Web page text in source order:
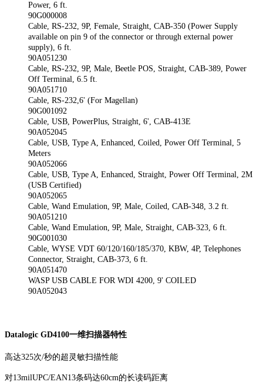
Power, 6 ft.
90G000008
Cable, RS-232, 9P, Female, Straight, CAB-350 (Power Supply
available on pin 9 of the connector or through external power
supply), 6 ft.
90A051230
Cable, RS-232, 9P, Male, Beetle POS, Straight, CAB-389, Power
Off Terminal, 6.5 ft.
90A051710
Cable, RS-232,6' (For Magellan)
90G001092
Cable, USB, PowerPlus, Straight, 6', CAB-413E
90A052045
Cable, USB, Type A, Enhanced, Coiled, Power Off Terminal, 5
Meters
90A052066
Cable, USB, Type A, Enhanced, Straight, Power Off Terminal, 2M
(USB Certified)
90A052065
Cable, Wand Emulation, 9P, Male, Coiled, CAB-348, 3.2 ft.
90A051210
Cable, Wand Emulation, 9P, Male, Straight, CAB-323, 6 ft.
90G001030
Cable, WYSE VDT 60/120/160/185/370, KBW, 4P, Telephones
Connector, Straight, CAB-373, 6 ft.
90A051470
WASP USB CABLE FOR WDI 4200, 9' COILED
90A052043
Datalogic GD4100一维扫描器特性
高达325次/秒的超灵敏扫描性能
对13milUPC/EAN13条码达60cm的长读码距离